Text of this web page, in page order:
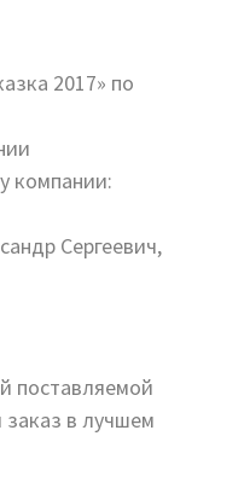
2017» по
компании:
Сергеевич,
поставляемой
в лучшем